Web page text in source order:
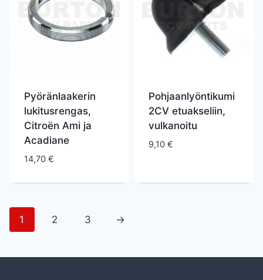
Pyöränlaakerin
lukitusrengas,
Citroën Ami ja
Acadiane
14,70 €
Pohjaanlyöntikumi
2CV etuakseliin,
vulkanoitu
9,10 €
1 2 3 →